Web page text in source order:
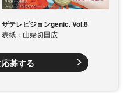
ザテレビジョンgenic. Vol.8
表紙：山姥切国広
募する